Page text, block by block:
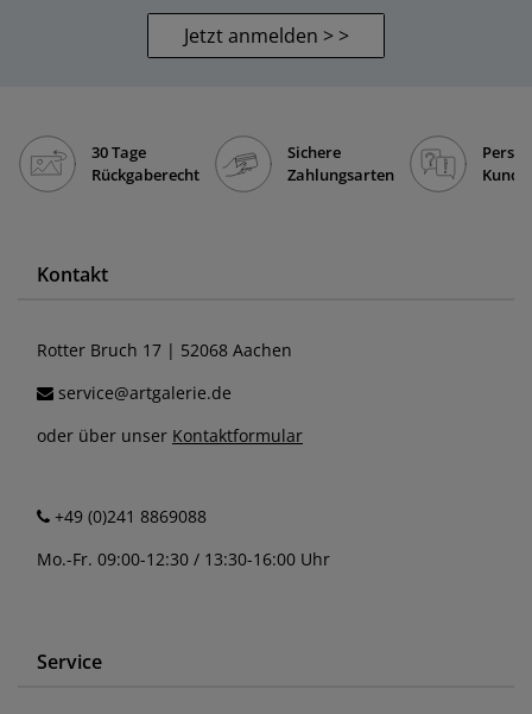
Jetzt anmelden > >
30 Tage
Rückgaberecht
Sichere
Zahlungsarten
Kontakt
Rotter Bruch 17 | 52068 Aachen
service@artgalerie.de
oder über unser Kontaktformular
+49 (0)241 8869088
Mo.-Fr. 09:00-12:30 / 13:30-16:00 Uhr
Service